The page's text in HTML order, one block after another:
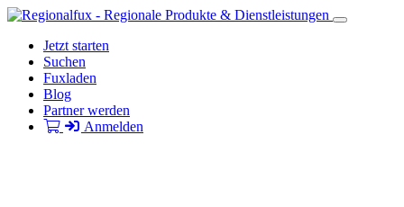
Jetzt starten
Suchen
Fuxladen
Blog
Partner werden
Anmelden